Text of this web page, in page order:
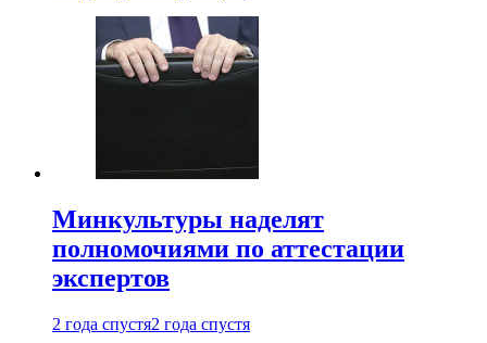
Минкультуры наделят
полномочиями по аттестации
экспертов
2 года спустя2 года спустя